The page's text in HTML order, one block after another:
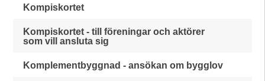
Kompiskortet
Kompiskortet - till föreningar och aktörer
som vill ansluta sig
Komplementbyggnad - ansökan om bygglov